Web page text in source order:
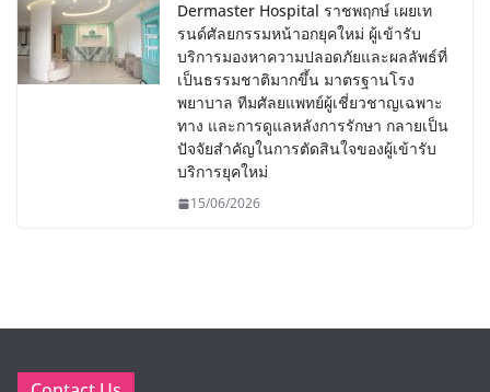
Dermaster Hospital ราชพฤกษ์ เผยเท
รนด์ศัลยกรรมหน้าอกยุคใหม่ ผู้เข้ารับ
บริการมองหาความปลอดภัยและผลลัพธ์ที่
เป็นธรรมชาติมากขึ้น มาตรฐานโรง
พยาบาล ทีมศัลยแพทย์ผู้เชี่ยวชาญเฉพาะ
ทาง และการดูแลหลังการรักษา กลายเป็น
ปัจจัยสำคัญในการตัดสินใจของผู้เข้ารับ
บริการยุคใหม่
15/06/2026